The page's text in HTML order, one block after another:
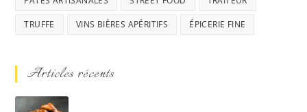
TRUFFE VINS BIÈRES APÉRITIFS ÉPICERIE FINE
Articles récents